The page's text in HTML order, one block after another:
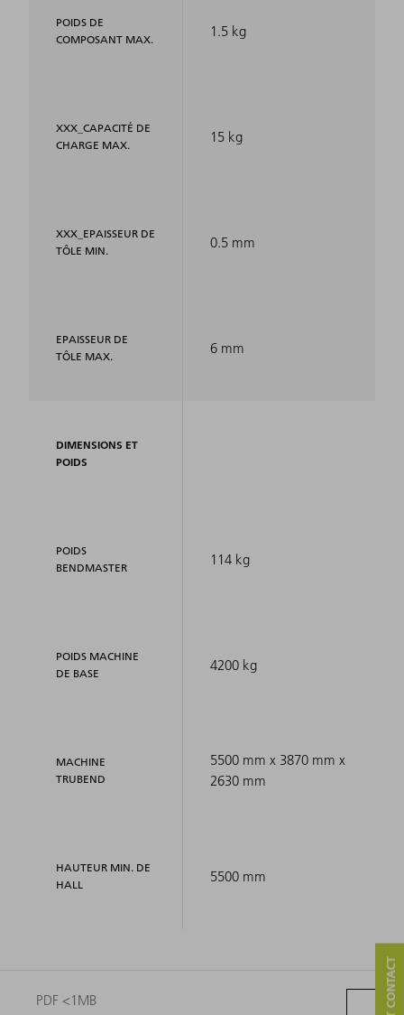
POIDS DE
COMPOSANT MAX.
XXX_CAPACITÉ DE
CHARGE MAX.
XXX_EPAISSEUR DE
TÔLE MIN.
EPAISSEUR DE
TÔLE MAX.
DIMENSIONS ET
POIDS
POIDS
BENDMASTER
POIDS MACHINE
DE BASE
MACHINE
TRUBEND
HAUTEUR MIN. DE
HALL
1.5 kg
15 kg
0.5 mm
6 mm
114 kg
4200 kg
5500 mm x 3870 mm x
2630 mm
5500 mm
PDF <1MB